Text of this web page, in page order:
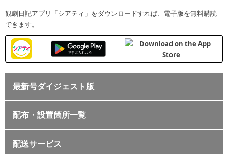
観劇日記アプリ「シアティ」をダウンロードすれば、電子版を無料購読
できます。
最新号ダイジェスト版
配布・設置箇所一覧
配送サービス